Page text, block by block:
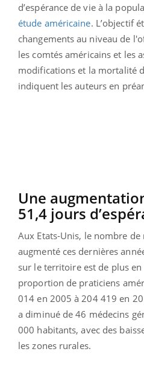
d’espérance de vie à la
étude américaine. L’objectif
changements au niveau de
les comtés américains et les
modifications et la mortalité
indiquent les auteurs en
Une
51,4 jours
Aux Etats-Unis, le nombre
augmenté ces dernières
sur le territoire est de plus en
proportion de praticiens
014 en 2005 à 204 419 en
a diminué de 46 médecins
000 habitants, avec des
les zones rurales.